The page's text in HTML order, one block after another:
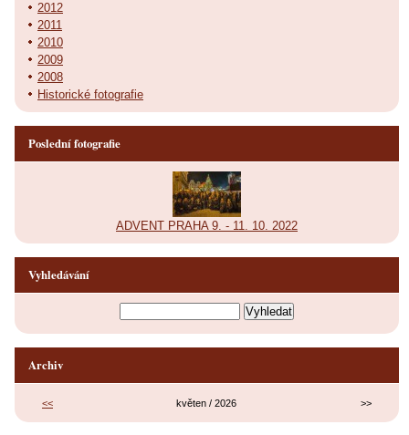
2012
2011
2010
2009
2008
Historické fotografie
Poslední fotografie
ADVENT PRAHA 9. - 11. 10. 2022
Vyhledávání
Archiv
<< květen / 2026 >>